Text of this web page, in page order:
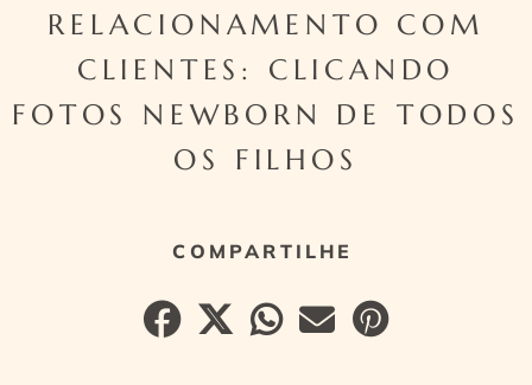
RELACIONAMENTO COM
CLIENTES: CLICANDO
FOTOS NEWBORN DE TODOS
OS FILHOS